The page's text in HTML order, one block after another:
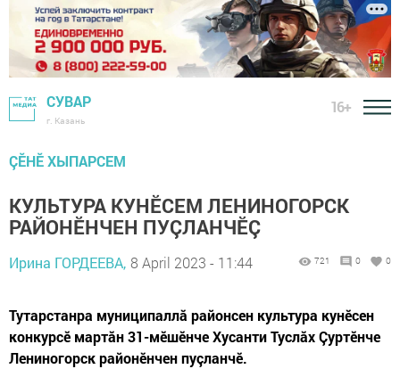
СУВАР
г. Казань
16+
ÇӖНӖ ХЫПАРСЕМ
КУЛЬТУРА КУНӖСЕМ ЛЕНИНОГОРСК
РАЙОНӖНЧЕН ПУÇЛАНЧӖÇ
Ирина ГОРДЕЕВА, 8 April 2023 - 11:44 721 0 0
Тутарстанра муниципаллă районсен культура кунӗсен
конкурсӗ мартăн 31-мӗшӗнче Хусанти Туслăх Çуртӗнче
Лениногорск районӗнчен пуçланчӗ.